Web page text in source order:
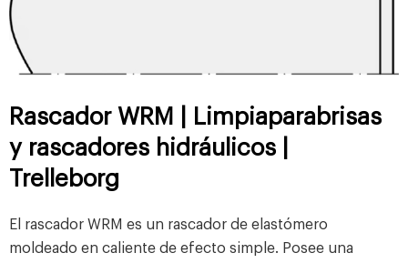
Rascador WRM | Limpiaparabrisas
y rascadores hidráulicos |
Trelleborg
El rascador WRM es un rascador de elastómero
moldeado en caliente de efecto simple. Posee una